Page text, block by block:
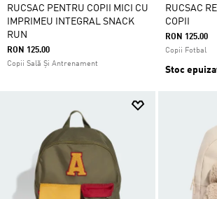
RUCSAC PENTRU COPII MICI CU
IMPRIMEU INTEGRAL SNACK
RUN
RON 125.00
Copii Sală Și Antrenament
RUCSAC
COPII
RON 125.00
Copii Fotbal
Stoc